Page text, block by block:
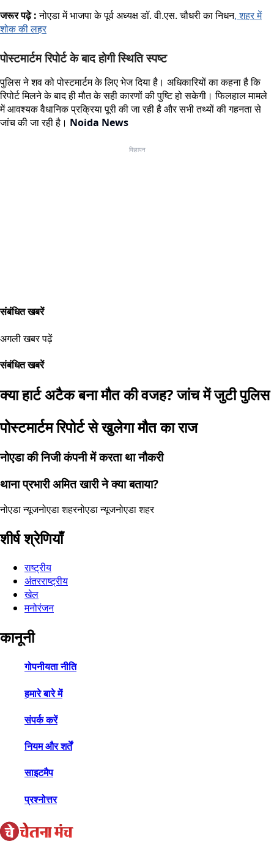
जरूर पढ़े :नोएडा में भाजपा के पूर्व अध्यक्ष डॉ. वी.एस. चौधरी का निधन, शहर में
शोक की लहर
पोस्टमार्टम रिपोर्ट के बाद होगी स्थिति स्पष्ट
पुलिस ने शव को पोस्टमार्टम के लिए भेज दिया है। अधिकारियों का कहना है कि
रिपोर्ट मिलने के बाद ही मौत के सही कारणों की पुष्टि हो सकेगी। फिलहाल मामले
में आवश्यक वैधानिक प्रक्रिया पूरी की जा रही है और सभी तथ्यों की गहनता से
जांच की जा रही है। Noida News
विज्ञापन
संबंधित खबरें
अगली खबर पढ़ें
संबंधित खबरें
क्या हार्ट अटैक बना मौत की वजह? जांच में जुटी पुलिस
पोस्टमार्टम रिपोर्ट से खुलेगा मौत का राज
नोएडा की निजी कंपनी में करता था नौकरी
थाना प्रभारी अमित खारी ने क्या बताया?
नोएडा न्यूजनोएडा शहरनोएडा न्यूजनोएडा शहर
शीर्ष श्रेणियाँ
राष्ट्रीय
अंतरराष्ट्रीय
खेल
मनोरंजन
कानूनी
गोपनीयता नीति
हमारे बारे में
संपर्क करें
नियम और शर्तें
साइटमैप
प्रश्नोत्तर